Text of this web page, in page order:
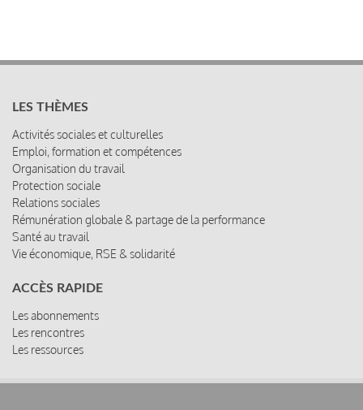
LES THÈMES
Activités sociales et culturelles
Emploi, formation et compétences
Organisation du travail
Protection sociale
Relations sociales
Rémunération globale & partage de la performance
Santé au travail
Vie économique, RSE & solidarité
ACCÈS RAPIDE
Les abonnements
Les rencontres
Les ressources